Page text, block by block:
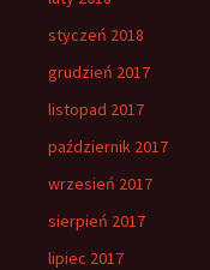
styczeń 2018
grudzień 2017
listopad 2017
październik 2017
wrzesień 2017
sierpień 2017
lipiec 2017